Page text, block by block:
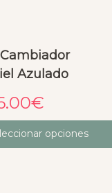
Azulado
€
opciones